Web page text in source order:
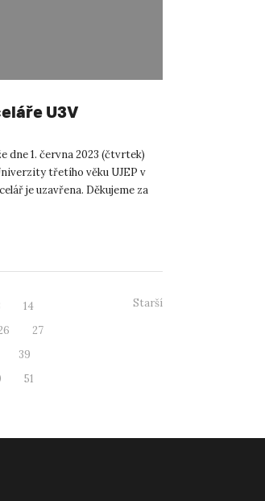
U3V
dne 1. června 2023 (čtvrtek)
třetího věku UJEP v
je uzavřena. Děkujeme za
14
27
39
51
Starší